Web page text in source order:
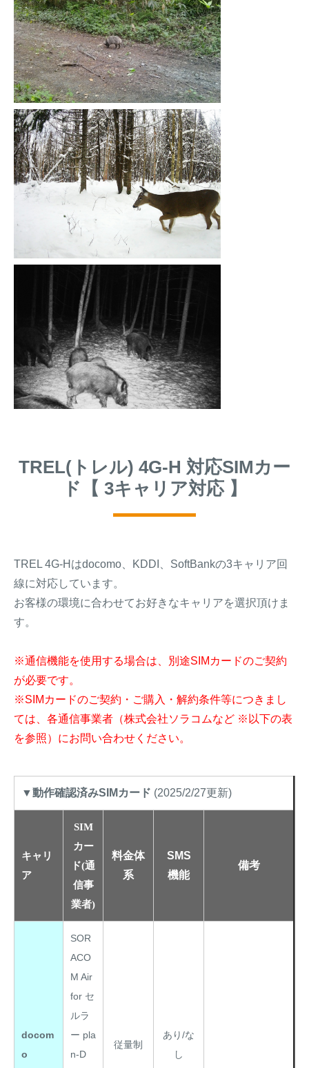
TREL(トレル) 4G-H 対応SIMカー
ド【 3キャリア対応 】
TREL 4G-Hはdocomo、KDDI、SoftBankの3キャリア回
線に対応しています。
お客様の環境に合わせてお好きなキャリアを選択頂けま
す。
※通信機能を使用する場合は、別途SIMカードのご契約
が必要です。
※SIMカードのご契約・ご購入・解約条件等につきまし
ては、各通信事業者（株式会社ソラコムなど ※以下の表
を参照）にお問い合わせください。
▼動作確認済みSIMカード (2025/2/27更新)
キャリ
ア
SIM
カー
ド(通
信事
業者)
料金体
系
SMS
機能
備考
docom
o
SOR
ACO
M Air
for セ
ルラ
ー pla
n-D
従量制
あり/な
し